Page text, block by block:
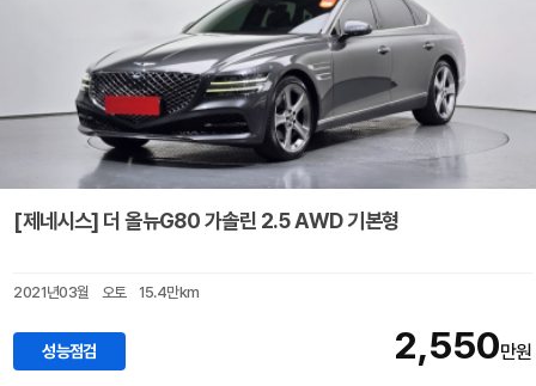
[제네시스] 더 올뉴G80 가솔린 2.5 AWD 기본형
2021년03월 오토 15.4만km
성능점검 2,550만원